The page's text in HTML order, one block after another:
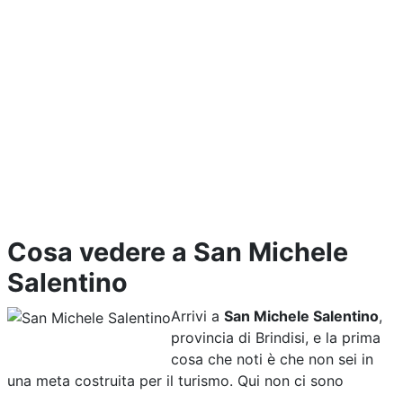
Cosa vedere a San Michele
Salentino
Arrivi a San Michele Salentino,
provincia di Brindisi, e la prima
cosa che noti è che non sei in
una meta costruita per il turismo. Qui non ci sono